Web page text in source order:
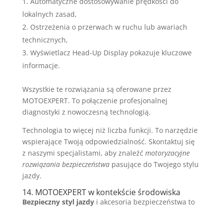
lokalnych zasad,
Ostrzeżenia o przerwach w ruchu lub awariach
technicznych,
Wyświetlacz Head-Up Display pokazuje kluczowe
informacje.
Wszystkie te rozwiązania są oferowane przez
MOTOEXPERT. To połączenie profesjonalnej
diagnostyki z nowoczesną technologią.
Technologia to więcej niż liczba funkcji. To narzędzie
wspierające Twoją odpowiedzialność. Skontaktuj się
z naszymi specjalistami, aby znaleźć motoryzacyjne
rozwiązania bezpieczeństwapasujące do Twojego stylu
jazdy.
14. MOTOEXPERT w kontekście środowiska
Bezpieczny styl jazdyi akcesoria bezpieczeństwa to